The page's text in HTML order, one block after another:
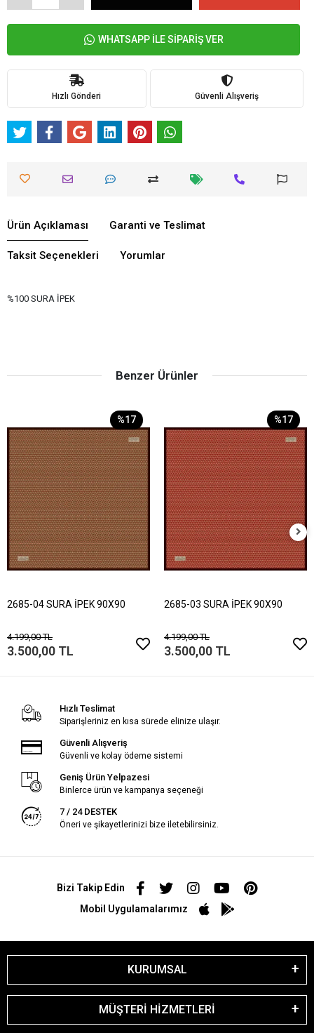
WHATSAPP İLE SİPARİŞ VER
Hızlı Gönderi Güvenli Alışveriş
Ürün Açıklaması Garanti ve Teslimat
Taksit Seçenekleri Yorumlar
%100 SURA İPEK
Benzer Ürünler
%17
2685-04 SURA İPEK 90X90
4.199,00 TL
3.500,00 TL
%17
2685-03 SURA İPEK 90X90
4.199,00 TL
3.500,00 TL
Hızlı Teslimat
Siparişleriniz en kısa sürede elinize ulaşır.
Güvenli Alışveriş
Güvenli ve kolay ödeme sistemi
Geniş Ürün Yelpazesi
Binlerce ürün ve kampanya seçeneği
7 / 24 DESTEK
Öneri ve şikayetlerinizi bize iletebilirsiniz.
Bizi Takip Edin
Mobil Uygulamalarımız
KURUMSAL
MÜŞTERİ HİZMETLERİ